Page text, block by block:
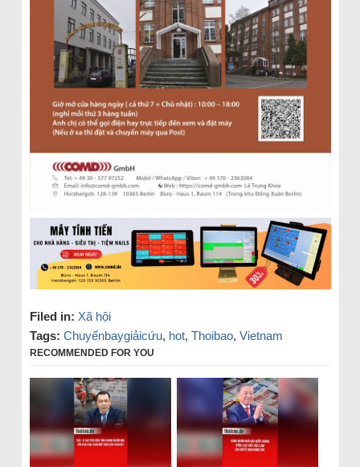
Filed in: Xã hội
Tags: Chuyếnbaygiảicứu, hot, Thoibao, Vietnam
RECOMMENDED FOR YOU